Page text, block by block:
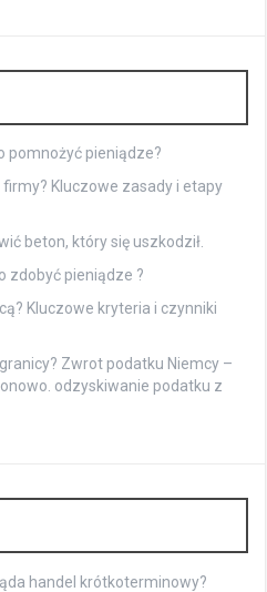
pomnożyć pieniądze?
Kluczowe zasady i etapy
beton, który się uszkodził.
zdobyć pieniądze ?
Kluczowe kryteria i czynniki
Zwrot podatku Niemcy –
odzyskiwanie podatku z
handel krótkoterminowy?